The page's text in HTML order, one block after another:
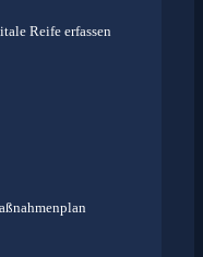
Reife erfassen